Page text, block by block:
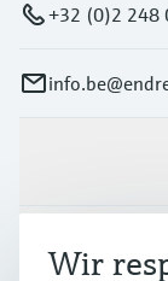
+32 (0)2 248
Branchen
Wir